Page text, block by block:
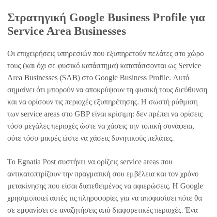
Στρατηγική Google Business Profile για
Service Area Businesses
Οι επιχειρήσεις υπηρεσιών που εξυπηρετούν πελάτες στο χώρο
τους (και όχι σε φυσικό κατάστημα) κατατάσσονται ως Service
Area Businesses (SAB) στο Google Business Profile. Αυτό
σημαίνει ότι μπορούν να αποκρύψουν τη φυσική τους διεύθυνση
και να ορίσουν τις περιοχές εξυπηρέτησης. Η σωστή ρύθμιση
των service areas στο GBP είναι κρίσιμη: δεν πρέπει να ορίσεις
τόσο μεγάλες περιοχές ώστε να χάσεις την τοπική συνάφεια,
ούτε τόσο μικρές ώστε να χάσεις δυνητικούς πελάτες.
Το Egnatia Post συστήνει να ορίζεις service areas που
αντικατοπτρίζουν την πραγματική σου εμβέλεια και τον χρόνο
μετακίνησης που είσαι διατεθειμένος να αφιερώσεις. Η Google
χρησιμοποιεί αυτές τις πληροφορίες για να αποφασίσει πότε θα
σε εμφανίσει σε αναζητήσεις από διαφορετικές περιοχές. Ένα